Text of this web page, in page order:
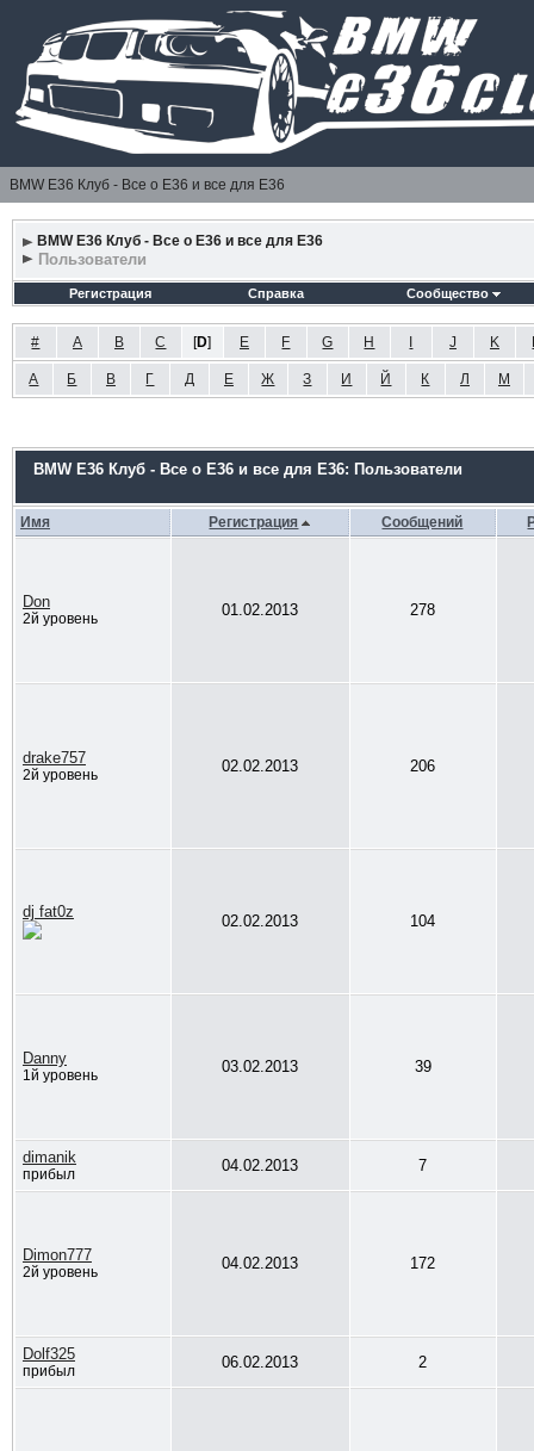
BMW E36 Клуб - Все о Е36 и все для Е36
BMW E36 Клуб - Все о Е36 и все для Е36
Пользователи
Регистрация Справка Сообщество
# A B C [D] E F G H J K
А Б В Г Д Е Ж З И Й К Л М
BMW E36 Клуб - Все о Е36 и все для Е36: Пользователи
Имя Регистрация Сообщений
Don
2й уровень 01.02.2013 278
drake757
2й уровень 02.02.2013 206
dj fat0z
02.02.2013 104
Danny
1й уровень 03.02.2013 39
dimanik
прибыл 04.02.2013 7
Dimon777
2й уровень 04.02.2013 172
Dolf325
прибыл 06.02.2013 2